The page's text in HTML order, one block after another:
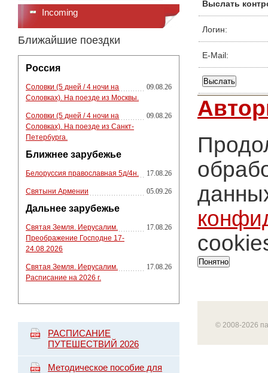
Incoming
Ближайшие поездки
Россия
Соловки (5 дней / 4 ночи на
Соловках). На поезде из Москвы.
09.08.26
Соловки (5 дней / 4 ночи на
Соловках). На поезде из Санкт-
Петербурга.
09.08.26
Ближнее зарубежье
Белоруссия православная 5д/4н. 17.08.26
Святыни Армении 05.09.26
Дальнее зарубежье
Святая Земля. Иерусалим.
Преображение Господне 17-
24.08.2026
17.08.26
Святая Земля. Иерусалим.
Расписание на 2026 г.
17.08.26
РАСПИСАНИЕ
ПУТЕШЕСТВИЙ 2026
Методическое пособие для
Выслать
Логин:
E-Mail:
Понятно
© 2008-2026